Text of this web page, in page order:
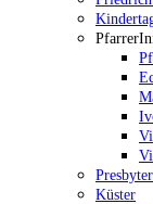
Küster